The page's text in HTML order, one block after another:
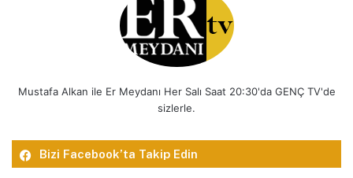
Mustafa Alkan ile Er Meydanı Her Salı Saat 20:30'da GENÇ TV'de
sizlerle.
Bizi Facebook’ta Takip Edin